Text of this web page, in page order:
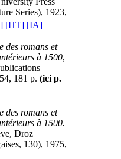
Series), 1923,
[HT] [IA]
des romans et
à 1500,
181 p. (ici p.
des romans et
à 1500.
Droz
130), 1975,